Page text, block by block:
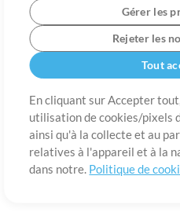
Gérer les
Rejeter les
Tout
En cliquant sur Accepter
utilisation de cookies/pixels
ainsi qu'à la collecte et au
relatives à l'appareil et à la
dans notre. Politique de